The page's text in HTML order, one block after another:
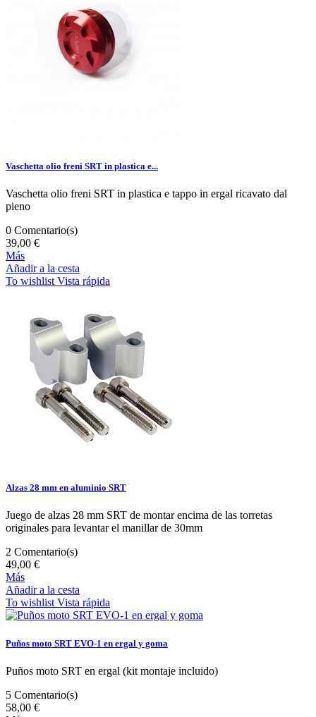
Vaschetta olio freni SRT in plastica e...
Vaschetta olio freni SRT in plastica e tappo in ergal ricavato dal
pieno
0 Comentario(s)
39,00 €
Más
Añadir a la cesta
To wishlist Vista rápida
Alzas 28 mm en aluminio SRT
Juego de alzas 28 mm SRT de montar encima de las torretas
originales para levantar el manillar de 30mm
2 Comentario(s)
49,00 €
Más
Añadir a la cesta
To wishlist Vista rápida
Puños moto SRT EVO-1 en ergal y goma
Puños moto SRT en ergal (kit montaje incluido)
5 Comentario(s)
58,00 €